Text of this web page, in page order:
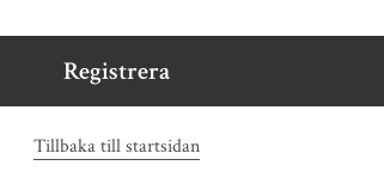
Registrera
Tillbaka till startsidan